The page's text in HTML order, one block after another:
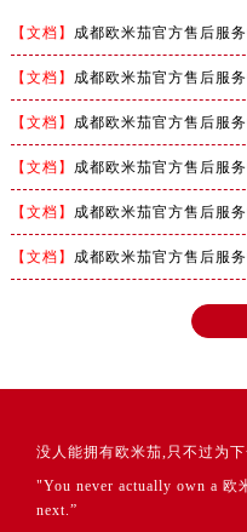
【文档】 成都欧米茄官方售后服务中心｜服
【文档】 成都欧米茄官方售后服务中心｜官
【文档】 成都欧米茄官方售后服务中心｜全
【文档】 成都欧米茄官方售后服务中心｜
【文档】 成都欧米茄官方售后服务中心｜全
【文档】 成都欧米茄官方售后服务中心｜
没人能拥有欧米茄,只不过为
"You never actually own a
next.”